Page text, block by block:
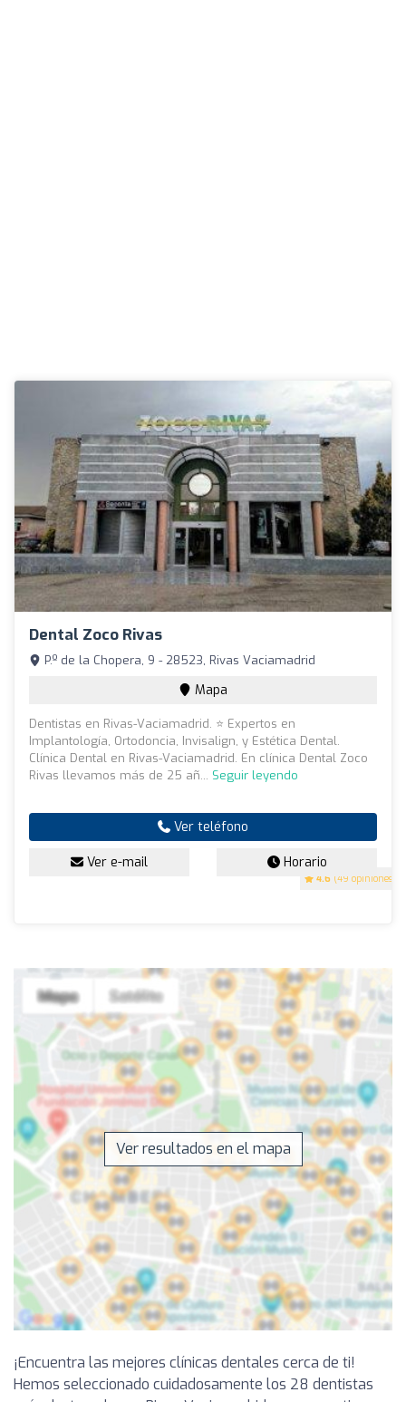
Dental Zoco Rivas
4.6 (49 opiniones)
P.º de la Chopera, 9 - 28523, Rivas Vaciamadrid
Mapa
Dentistas en Rivas-Vaciamadrid. ⭐ Expertos en
Implantología, Ortodoncia, Invisalign, y Estética Dental.
Clínica Dental en Rivas-Vaciamadrid. En clínica Dental Zoco
Rivas llevamos más de 25 añ... Seguir leyendo
Ver teléfono
Ver e-mail Horario
Ver resultados en el mapa
¡Encuentra las mejores clínicas dentales cerca de ti!
Hemos seleccionado cuidadosamente los 28 dentistas